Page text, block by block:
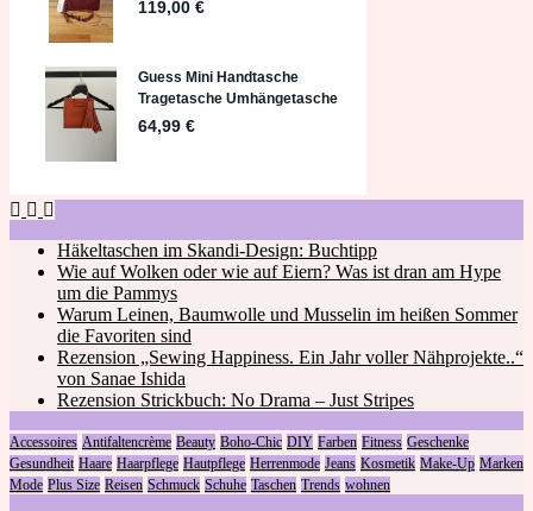
Häkeltaschen im Skandi-Design: Buchtipp
Wie auf Wolken oder wie auf Eiern? Was ist dran am Hype
um die Pammys
Warum Leinen, Baumwolle und Musselin im heißen Sommer
die Favoriten sind
Rezension „Sewing Happiness. Ein Jahr voller Nähprojekte..“
von Sanae Ishida
Rezension Strickbuch: No Drama – Just Stripes
Accessoires Antifaltencrème Beauty Boho-Chic DIY Farben Fitness Geschenke
Gesundheit Haare Haarpflege Hautpflege Herrenmode Jeans Kosmetik Make-Up Marken
Mode Plus Size Reisen Schmuck Schuhe Taschen Trends wohnen